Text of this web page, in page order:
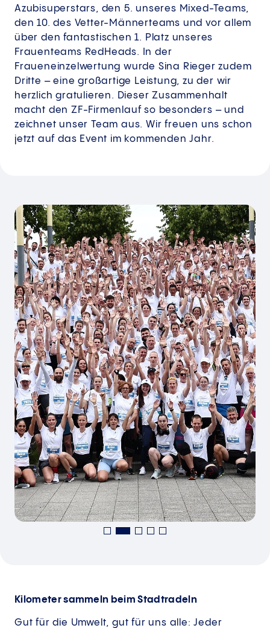
Azubisuperstars, den 5. unseres Mixed-Teams,
den 10. des Vetter-Männerteams und vor allem
über den fantastischen 1. Platz unseres
Frauenteams RedHeads. In der
Fraueneinzelwertung wurde Sina Rieger zudem
Dritte – eine großartige Leistung, zu der wir
herzlich gratulieren. Dieser Zusammenhalt
macht den ZF-Firmenlauf so besonders – und
zeichnet unser Team aus. Wir freuen uns schon
jetzt auf das Event im kommenden Jahr.
Kilometer sammeln beim Stadtradeln
Gut für die Umwelt, gut für uns alle: Jeder